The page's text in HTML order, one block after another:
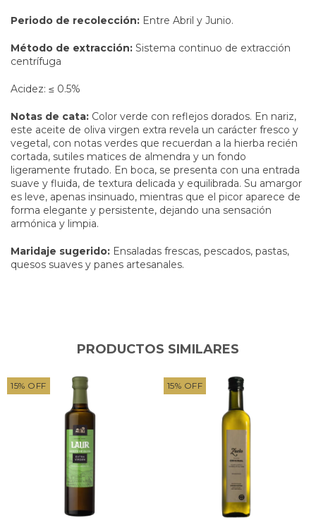
Periodo de recolección: Entre Abril y Junio.
Método de extracción: Sistema continuo de extracción
centrífuga
Acidez: ≤ 0.5%
Notas de cata: Color verde con reflejos dorados. En nariz,
este aceite de oliva virgen extra revela un carácter fresco y
vegetal, con notas verdes que recuerdan a la hierba recién
cortada, sutiles matices de almendra y un fondo
ligeramente frutado. En boca, se presenta con una entrada
suave y fluida, de textura delicada y equilibrada. Su amargor
es leve, apenas insinuado, mientras que el picor aparece de
forma elegante y persistente, dejando una sensación
armónica y limpia.
Maridaje sugerido: Ensaladas frescas, pescados, pastas,
quesos suaves y panes artesanales.
PRODUCTOS SIMILARES
15% OFF 15% OFF